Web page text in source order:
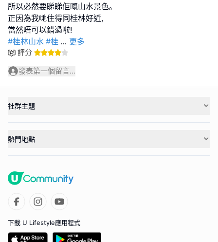
所以必然要睇睇佢嘅山水景色｡
正因為我哋住得同桂林好近,
#桂林山水 #桂 ... 更多
評分
發表第一個留言...
社群主題
熱門地點
下載 U Lifestyle應用程式